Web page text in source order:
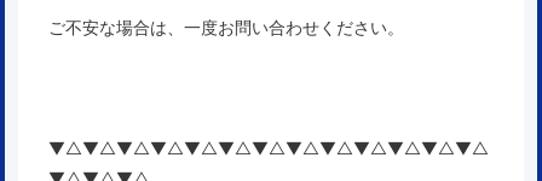
ご不安な場合は、一度お問い合わせください。
▼△▼△▼△▼△▼△▼△▼△▼△▼△▼△▼△▼△▼△